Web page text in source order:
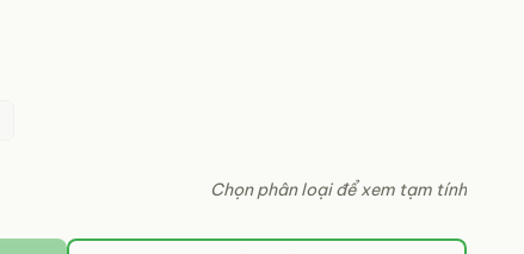
Chọn phân loại để xem tạm tính